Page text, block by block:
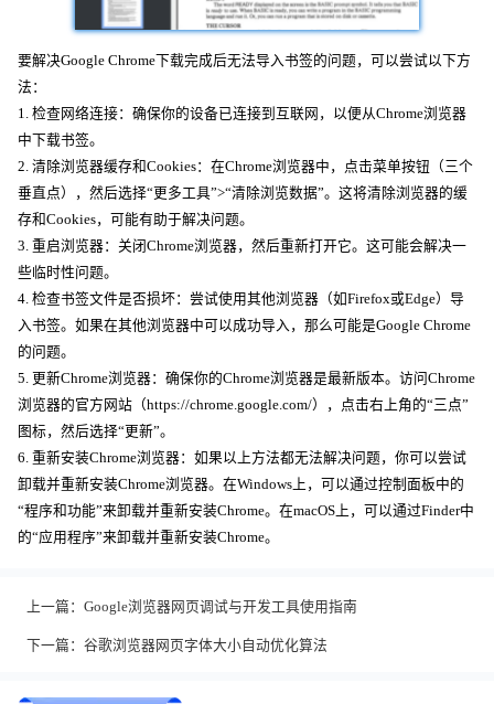
要解决Google Chrome下载完成后无法导入书签的问题，可以尝试以下方
法：
1. 检查网络连接：确保你的设备已连接到互联网，以便从Chrome浏览器
中下载书签。
2. 清除浏览器缓存和Cookies：在Chrome浏览器中，点击菜单按钮（三个
垂直点），然后选择“更多工具”>“清除浏览数据”。这将清除浏览器的缓
存和Cookies，可能有助于解决问题。
3. 重启浏览器：关闭Chrome浏览器，然后重新打开它。这可能会解决一
些临时性问题。
4. 检查书签文件是否损坏：尝试使用其他浏览器（如Firefox或Edge）导
入书签。如果在其他浏览器中可以成功导入，那么可能是Google Chrome
的问题。
5. 更新Chrome浏览器：确保你的Chrome浏览器是最新版本。访问Chrome
浏览器的官方网站（https://chrome.google.com/），点击右上角的“三点”
图标，然后选择“更新”。
6. 重新安装Chrome浏览器：如果以上方法都无法解决问题，你可以尝试
卸载并重新安装Chrome浏览器。在Windows上，可以通过控制面板中的
“程序和功能”来卸载并重新安装Chrome。在macOS上，可以通过Finder中
的“应用程序”来卸载并重新安装Chrome。
上一篇： Google浏览器网页调试与开发工具使用指南
下一篇： 谷歌浏览器网页字体大小自动优化算法